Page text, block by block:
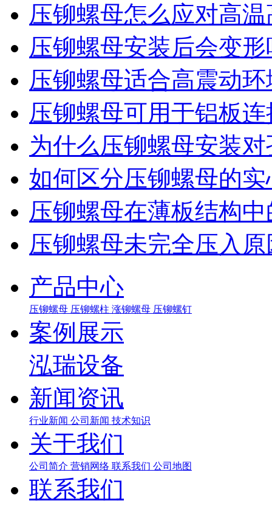
压铆螺母怎么应对高
压铆螺母安装后会变形
压铆螺母适合高震动
压铆螺母可用于铝板
为什么压铆螺母安装
如何区分压铆螺母的
压铆螺母在薄板结构
压铆螺母未完全压入
产品中心
压铆螺母 压铆螺柱 涨铆螺母 压铆螺钉
案例展示
泓瑞设备
新闻资讯
行业新闻 公司新闻 技术知识
关于我们
公司简介 营销网络 联系我们 公司地图
联系我们